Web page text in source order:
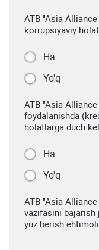
ATB "Asia
korrupsiyaviy
Ha
Yo'q
ATB "Asia
foydalanishda
holatlarga duch
Ha
Yo'q
ATB "Asia
vazifasini bajarish
yuz berish